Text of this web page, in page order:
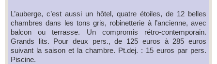
L’auberge, c’est aussi un hôtel, quatre étoiles, de 12 belles
chambres dans les tons gris, robinetterie à l’ancienne, avec
balcon ou terrasse. Un compromis rétro-contemporain.
Grands lits. Pour deux pers., de 125 euros à 285 euros
suivant la saison et la chambre. Pt.dej. : 15 euros par pers.
Piscine.